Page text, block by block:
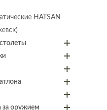
HATSAN
за оружием